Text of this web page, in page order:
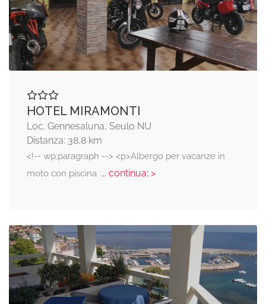
HOTEL MIRAMONTI
Loc. Gennesaluna, Seulo NU
Distanza: 38,8 km
<!-- wp:paragraph --> <p>Albergo per vacanze in
moto con piscina... continua: >